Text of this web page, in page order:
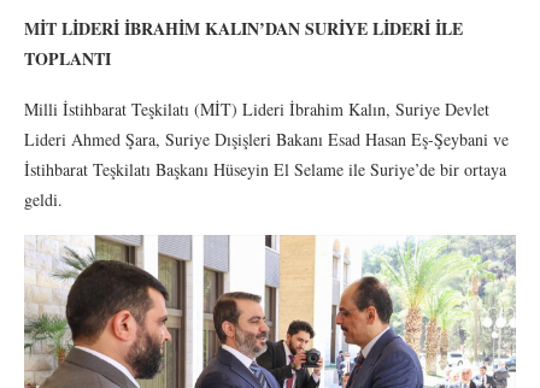
MİT LİDERİ İBRAHİM KALIN’DAN SURİYE LİDERİ İLE
TOPLANTI
Milli İstihbarat Teşkilatı (MİT) Lideri İbrahim Kalın, Suriye Devlet
Lideri Ahmed Şara, Suriye Dışişleri Bakanı Esad Hasan Eş-Şeybani ve
İstihbarat Teşkilatı Başkanı Hüseyin El Selame ile Suriye’de bir ortaya
geldi.